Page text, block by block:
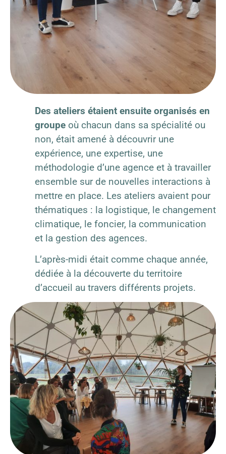
Des ateliers étaient ensuite organisés en
groupe où chacun dans sa spécialité ou
non, était amené à découvrir une
expérience, une expertise, une
méthodologie d’une agence et à travailler
ensemble sur de nouvelles interactions à
mettre en place. Les ateliers avaient pour
thématiques : la logistique, le changement
climatique, le foncier, la communication
et la gestion des agences.
L’après-midi était comme chaque année,
dédiée à la découverte du territoire
d’accueil au travers différents projets.